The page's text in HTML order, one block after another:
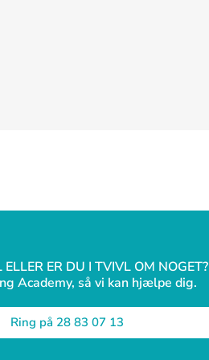
ER DU I TVIVL OM NOGET?
Academy, så vi kan hjælpe dig.
Ring på 28 83 07 13